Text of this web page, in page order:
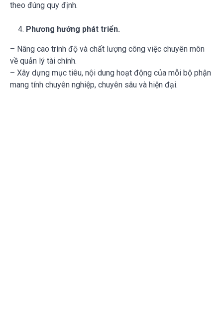
theo đúng quy định.
Phương hướng phát triển.
– Nâng cao trình độ và chất lượng công việc chuyên môn
về quản lý tài chính.
– Xây dựng mục tiêu, nội dung hoạt động của mỗi bộ phận
mang tính chuyên nghiệp, chuyên sâu và hiện đại.